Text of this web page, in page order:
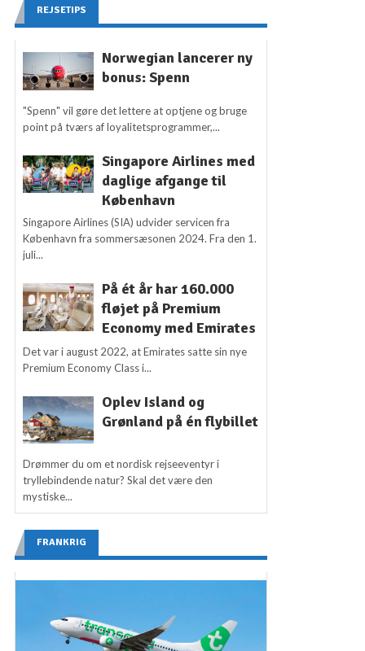
REJSETIPS
Norwegian lancerer ny
bonus: Spenn
"Spenn" vil gøre det lettere at optjene og bruge
point på tværs af loyalitetsprogrammer,...
Singapore Airlines med
daglige afgange til
København
Singapore Airlines (SIA) udvider servicen fra
København fra sommersæsonen 2024. Fra den 1.
juli...
På ét år har 160.000
fløjet på Premium
Economy med Emirates
Det var i august 2022, at Emirates satte sin nye
Premium Economy Class i...
Oplev Island og
Grønland på én flybillet
Drømmer du om et nordisk rejseeventyr i
tryllebindende natur? Skal det være den
mystiske...
FRANKRIG